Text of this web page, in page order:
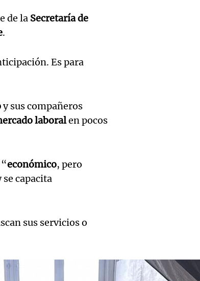
de la Secretaría de
.
Es para
y sus compañeros
laboralen pocos
económico, pero
capacita
sus servicios o
Episodios
paso